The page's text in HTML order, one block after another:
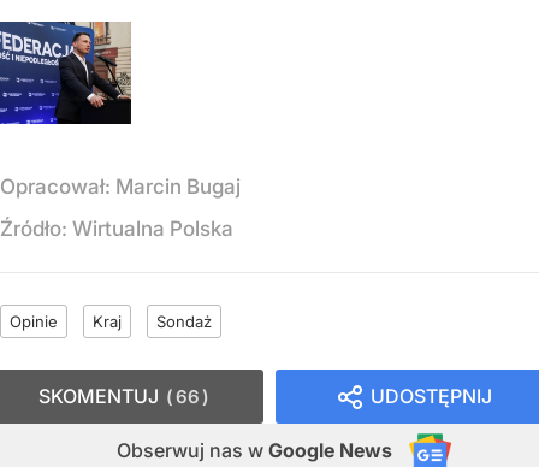
Opracował: Marcin Bugaj
Źródło: Wirtualna Polska
Opinie Kraj Sondaż
UDOSTĘPNIJ
Obserwuj nas w Google News
SKOMENTUJ 66